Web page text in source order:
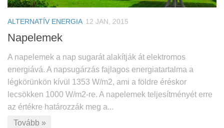
ALTERNATÍV ENERGIA 12 JAN, 2015
Napelemek
A napelemek a nap sugarát alakítják át elektromos
energiává. A napsugárzás fajlagos energiatartalma a
légkörünkön kívül 1353 W/m2, ami a földre éréskor
lecsökken 1000 W/m2-re. A napelemek teljesítményét erre
az értékre határozzák meg a...
Tovább »